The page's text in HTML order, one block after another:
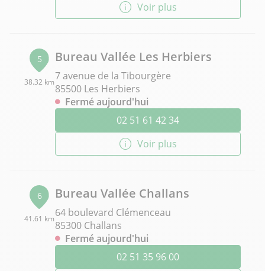
Voir plus
5
38.32 km
Bureau Vallée Les Herbiers
7 avenue de la Tibourgère
85500 Les Herbiers
Fermé aujourd'hui
02 51 61 42 34
Voir plus
6
41.61 km
Bureau Vallée Challans
64 boulevard Clémenceau
85300 Challans
Fermé aujourd'hui
02 51 35 96 00